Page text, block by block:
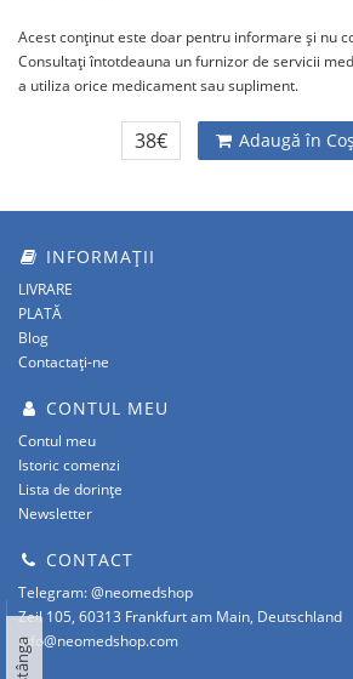
Acest conținut este doar pentru informare și nu
Consultați întotdeauna un furnizor de servicii
a utiliza orice medicament sau supliment.
38€ Adaugă în Coş
INFORMAȚII
LIVRARE
PLATĂ
Blog
Contactați-ne
CONTUL MEU
Contul meu
Istoric comenzi
Lista de dorințe
Newsletter
CONTACT
Telegram: @neomedshop
Zeil 105, 60313 Frankfurt am Main, Deutschland
info@neomedshop.com